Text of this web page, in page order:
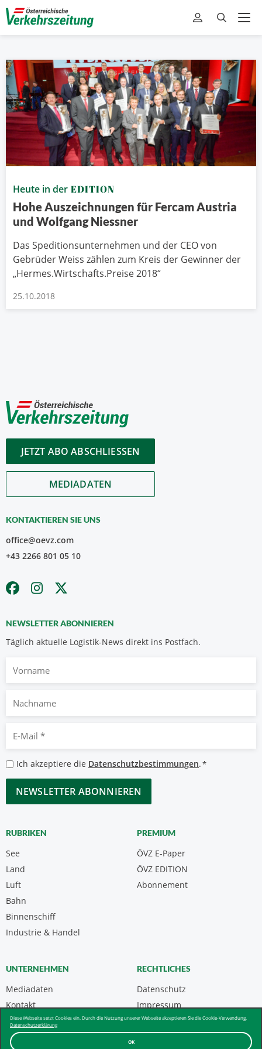
OK
Diese Webseite setzt Cookies ein. Durch die Nutzung unserer Webseite akzeptieren Sie die Cookie-Verwendung.
Datenschutzerklärung
Heute in der EDITION
Hohe Auszeichnungen für Fercam Austria
und Wolfgang Niessner
Das Speditionsunternehmen und der CEO von
Gebrüder Weiss zählen zum Kreis der Gewinner der
„Hermes.Wirtschafts.Preise 2018“
25.10.2018
JETZT ABO ABSCHLIESSEN
MEDIADATEN
KONTAKTIEREN SIE UNS
office@oevz.com
+43 2266 801 05 10
NEWSLETTER ABONNIEREN
Täglich aktuelle Logistik-News direkt ins Postfach.
Nachname
Mail
*
Datenschutzbestimmungen
*
Ich akzeptiere die Datenschutzbestimmungen.*
CAPTCHA
RUBRIKEN
See
Land
Luft
Bahn
Binnenschiff
Industrie & Handel
PREMIUM
ÖVZ E-Paper
Abonnement
ÖVZ EDITION
UNTERNEHMEN
Mediadaten
Kontakt
Über uns & AGB
RECHTLICHES
Datenschutz
Impressum